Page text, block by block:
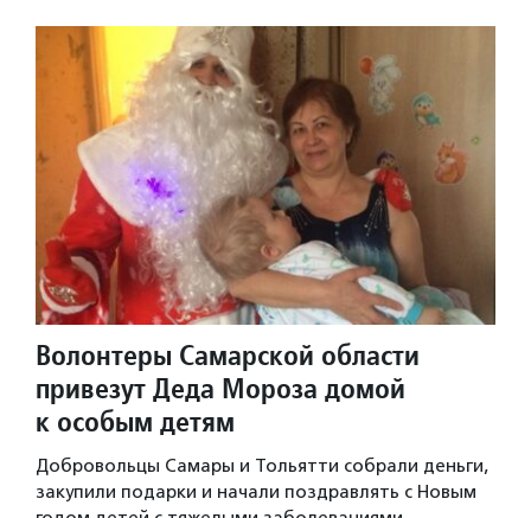
Волонтеры Самарской области
привезут Деда Мороза домой
к особым детям
Добровольцы Самары и Тольятти собрали деньги,
закупили подарки и начали поздравлять с Новым